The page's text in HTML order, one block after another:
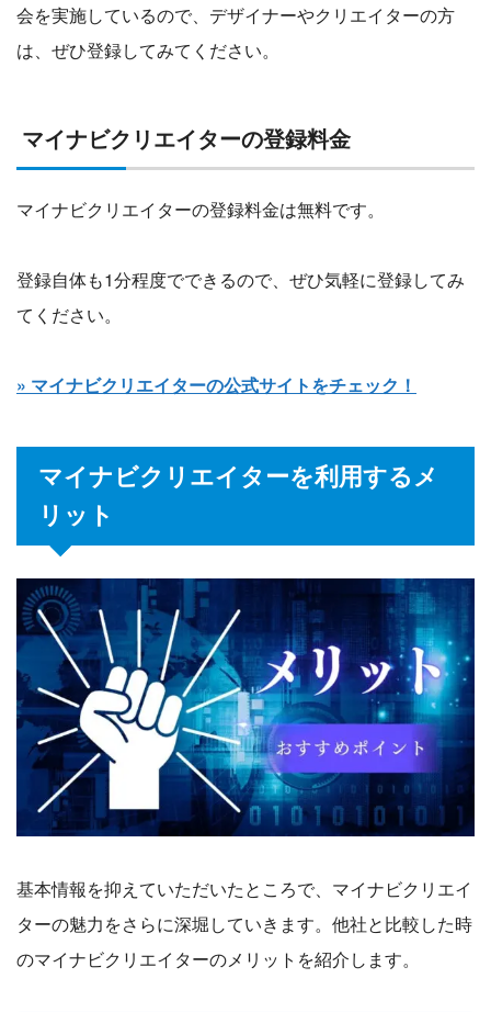
会を実施しているので、デザイナーやクリエイターの方
は、ぜひ登録してみてください。
マイナビクリエイターの登録料金
マイナビクリエイターの登録料金は無料です。
登録自体も1分程度でできるので、ぜひ気軽に登録してみ
てください。
» マイナビクリエイターの公式サイトをチェック！
マイナビクリエイターを利用するメ
リット
基本情報を抑えていただいたところで、マイナビクリエイ
ターの魅力をさらに深堀していきます。他社と比較した時
のマイナビクリエイターのメリットを紹介します。